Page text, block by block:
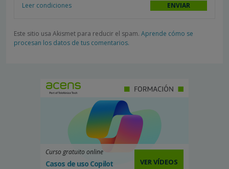
Leer condiciones
Este sitio usa Akismet para reducir el spam. Aprende cómo se
procesan los datos de tus comentarios.
Curso gratuito online
Casos de uso Copilot VER VÍDEOS